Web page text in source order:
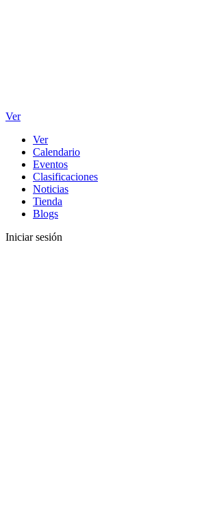
Ver
Ver
Calendario
Eventos
Clasificaciones
Noticias
Tienda
Blogs
Iniciar sesión